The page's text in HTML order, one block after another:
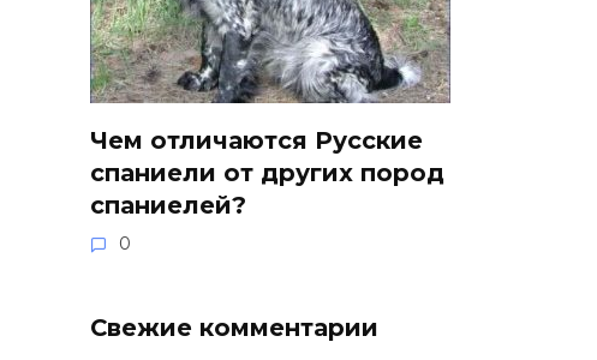
Чем отличаются Русские
спаниели от других пород
спаниелей?
0
Свежие комментарии